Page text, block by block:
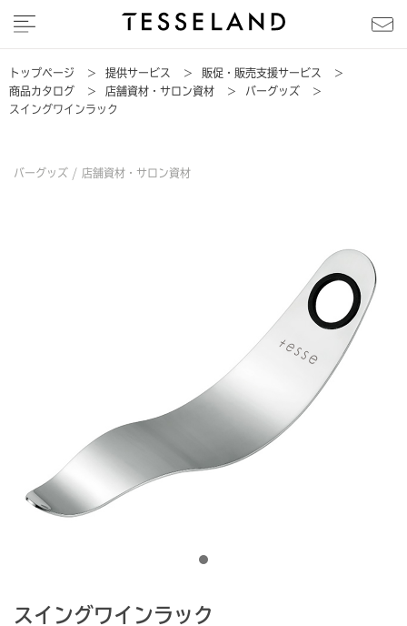
トップページ > 提供サービス > 販促・販売支援サービス
>
商品カタログ
> 店舗資材・サロン資材 > バーグッズ
>
スイングワインラック
バーグッズ / 店舗資材・サロン資材
スイングワインラック